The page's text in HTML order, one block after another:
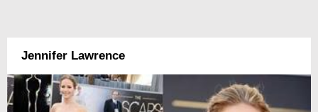
Jennifer Lawrence